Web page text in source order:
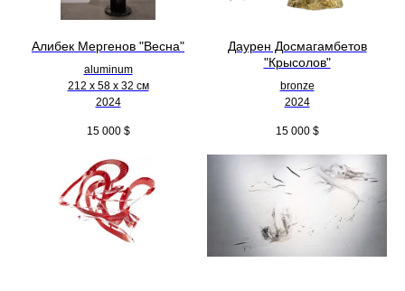
Алибек Мергенов "Весна"
aluminum
212 х 58 х 32 см
2024
15 000 $
Даурен Досмагамбетов
"Крысолов"
bronze
2024
15 000 $